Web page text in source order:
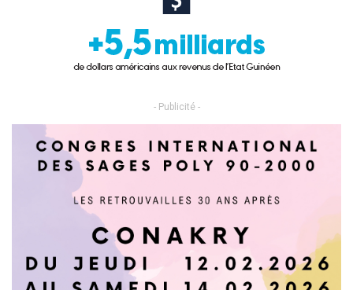
- Publicité -